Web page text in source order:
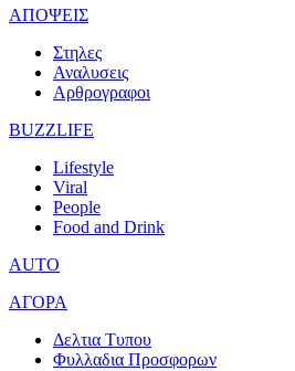
ΑΠΟΨΕΙΣ
Στηλες
Αναλυσεις
Αρθρογραφοι
BUZZLIFE
Lifestyle
Viral
People
Food and Drink
AUTO
ΑΓΟΡΑ
Δελτια Τυπου
Φυλλαδια Προσφορων